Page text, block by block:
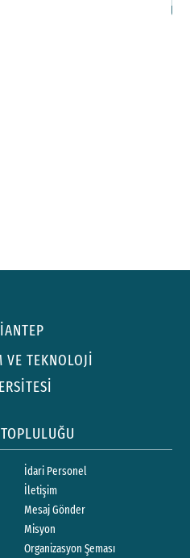
TEKNOLOJİ
İdari Personel
İletişim
Mesaj Gönder
Misyon
Organizasyon Şeması